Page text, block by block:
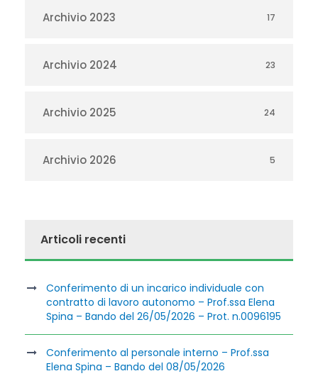
Archivio 2023 17
Archivio 2024 23
Archivio 2025 24
Archivio 2026 5
Articoli recenti
Conferimento di un incarico individuale con
contratto di lavoro autonomo – Prof.ssa Elena
Spina – Bando del 26/05/2026 – Prot. n.0096195
Conferimento al personale interno – Prof.ssa
Elena Spina – Bando del 08/05/2026